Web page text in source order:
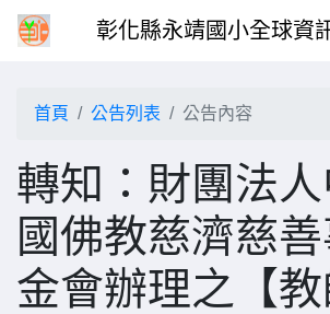
彰化縣永靖國小全球資
首頁 公告列表 公告內容
轉知：財團法
國佛教慈濟慈
金會辦理之【